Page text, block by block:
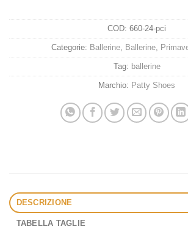
COD: 660-24-pci
Categorie: Ballerine Ballerine
Tag: ballerine
Marchio: Patty Shoes
DESCRIZIONE
TABELLA TAGLIE